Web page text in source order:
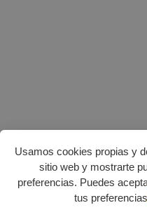
Usamos cookies propias y
sitio web y mostrarte
preferencias. Puedes
tus
AGENDA POR CATEGORÍAS